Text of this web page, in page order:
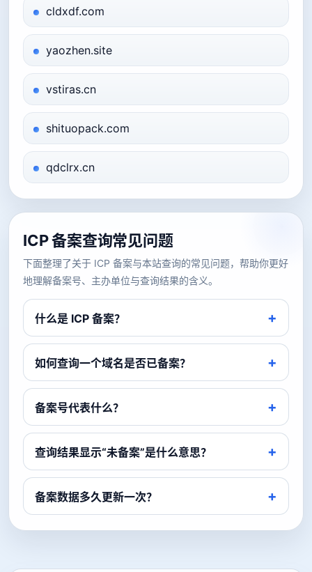
cldxdf.com
yaozhen.site
vstiras.cn
shituopack.com
qdclrx.cn
ICP 备案查询常见问题
下面整理了关于 ICP 备案与本站查询的常见问题，帮助你更好
地理解备案号、主办单位与查询结果的含义。
什么是 ICP 备案？
如何查询一个域名是否已备案？
备案号代表什么？
查询结果显示“未备案”是什么意思？
备案数据多久更新一次？